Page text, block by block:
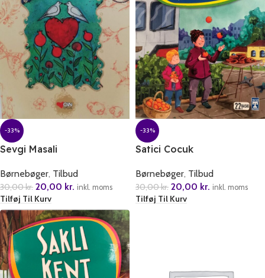
-33%
Sevgi Masali
Børnebøger, Tilbud
30,00kr. 20,00 kr. inkl. moms
Tilføj Til Kurv
-33%
Satici Cocuk
Børnebøger, Tilbud
30,00kr. 20,00 kr. inkl. moms
Tilføj Til Kurv